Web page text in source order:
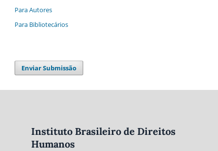
Para Autores
Para Bibliotecários
Enviar Submissão
Instituto Brasileiro de Direitos
Humanos